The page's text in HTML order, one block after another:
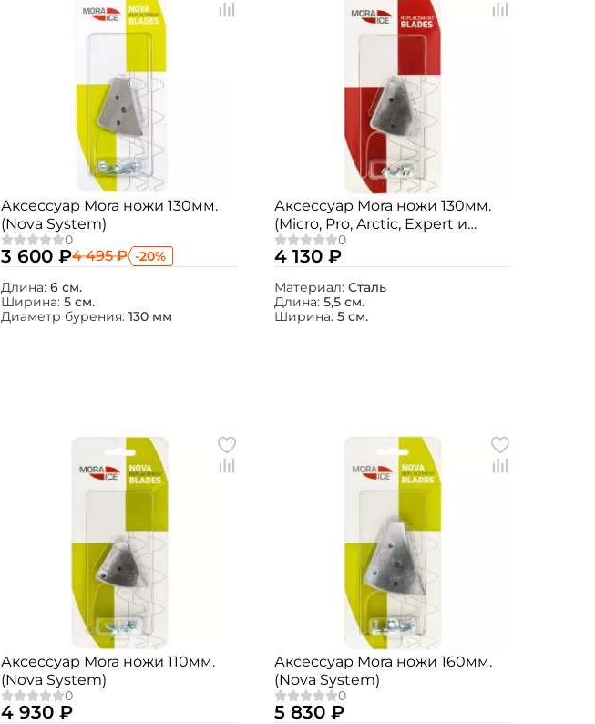
Аксессуар Mora ножи 130мм.
(Nova System)
3 600 ₽4 495 ₽ -20%
Длина: 6 см.
Ширина: 5 см.
Диаметр бурения: 130 мм
Аксессуар Mora ножи 130мм.
(Micro, Pro, Arctic, Expert и
Expert PRO)
4 130 ₽
Материал: Сталь
Длина: 5,5 см.
Ширина: 5 см.
Аксессуар Mora ножи 110мм.
(Nova System)
4 930 ₽
Аксессуар Mora ножи 160мм.
(Nova System)
5 830 ₽